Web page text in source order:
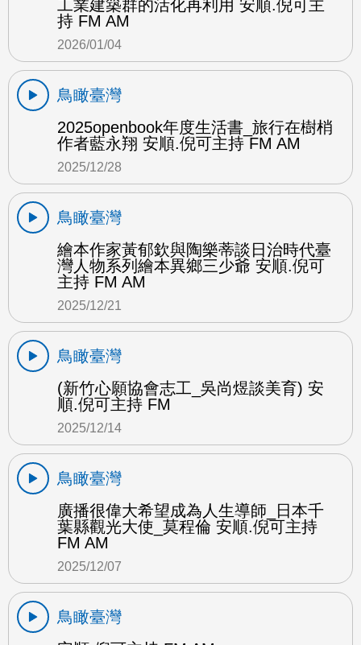
工業建築群的活化再利用 安順.倪可主
持 FM AM
2026/01/04
鳥瞰臺灣
2025openbook年度生活書_旅行在樹梢
作者藍永翔 安順.倪可主持 FM AM
2025/12/28
鳥瞰臺灣
繪本作家黃郁欽與陶樂蒂談日治時代臺
灣人物系列繪本異鄉三少爺 安順.倪可
主持 FM AM
2025/12/21
鳥瞰臺灣
(新竹心願協會志工_吳尚煜談美育) 安
順.倪可主持 FM
2025/12/14
鳥瞰臺灣
廣播很偉大希望成為人生導師_日本千
葉縣觀光大使_莫程倫 安順.倪可主持
FM AM
2025/12/07
鳥瞰臺灣